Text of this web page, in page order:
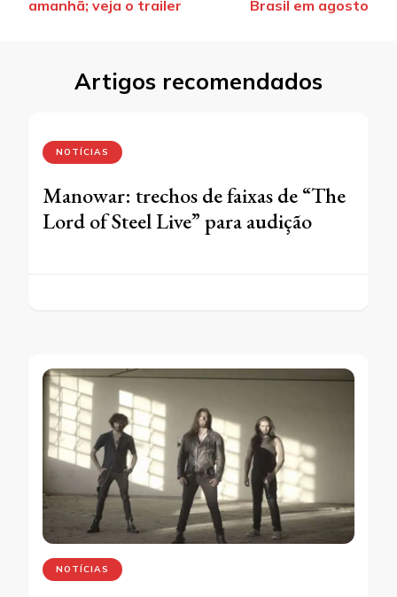
amanhã; veja o trailer Brasil em agosto
Artigos recomendados
NOTÍCIAS
Manowar: trechos de faixas de “The
Lord of Steel Live” para audição
NOTÍCIAS